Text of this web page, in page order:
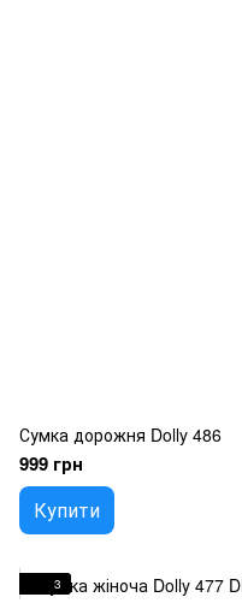
Сумка дорожня Dolly 486
999 грн
Купити
3